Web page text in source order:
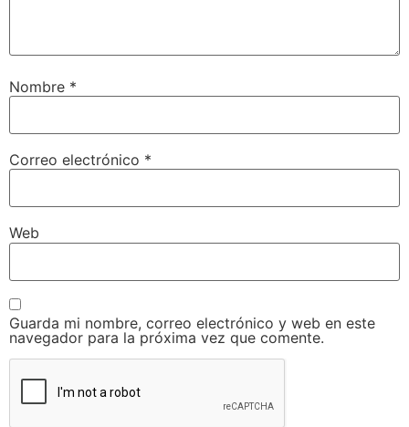
Nombre *
Correo electrónico *
Web
Guarda mi nombre, correo electrónico y web en este
navegador para la próxima vez que comente.